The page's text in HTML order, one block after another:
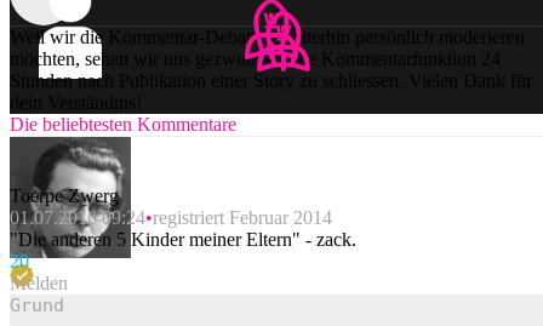
Weil wir die Kommentar-Debatten weiterhin persönlich moderieren
möchten, sehen wir uns gezwungen, die Kommentarfunktion 24
Stunden nach Publikation einer Story zu schliessen. Vielen Dank für
dein Verständnis!
Die beliebtesten Kommentare
Toerpe Zwerg
01.07.2016 09:24 registriert Februar 2014
"Die anderen 5 Kinder meiner Eltern" - zack.
20
Melden